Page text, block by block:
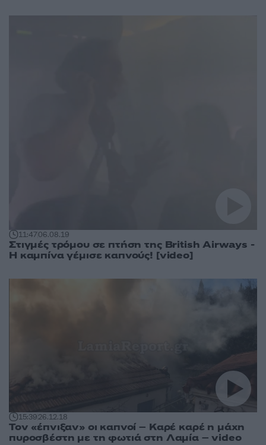
11:4706.08.19
Στιγμές τρόμου σε πτήση της British Airways -
Η καμπίνα γέμισε καπνούς! [video]
15:3926.12.18
Τον «έπνιξαν» οι καπνοί – Καρέ καρέ η μάχη
πυροσβέστη με τη φωτιά στη Λαμία – video